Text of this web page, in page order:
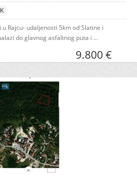
Rajcu- udaljenosti 5km od Slatine i
do glavnog asfaltnog puta i ...
9.800 €